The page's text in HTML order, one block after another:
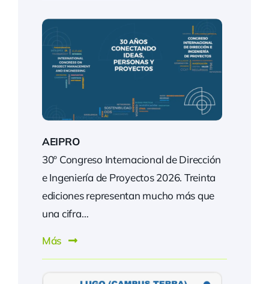
AEIPRO
30º Congreso Internacional de Dirección
e Ingeniería de Proyectos 2026. Treinta
ediciones representan mucho más que
una cifra…
Más